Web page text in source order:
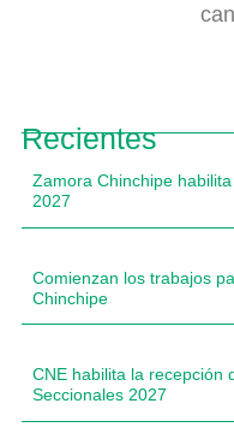
Recientes
Zamora Chinchipe
2027
Comienzan los trabajos
Chinchipe
CNE habilita la recepción
Seccionales 2027